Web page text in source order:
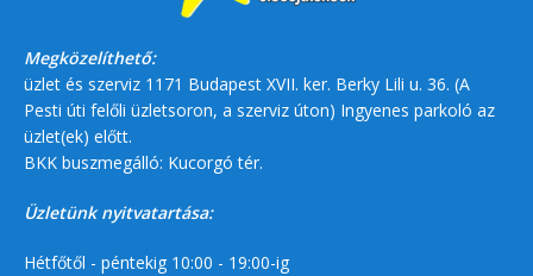
Megközelíthető:
üzlet és szerviz 1171 Budapest XVII. ker. Berky Lili u. 36. (A
Pesti úti felőli üzletsoron, a szerviz úton) Ingyenes parkoló az
üzlet(ek) előtt.
BKK buszmegálló: Kucorgó tér.
Üzletünk nyitvatartása:
Hétfőtől - péntekig 10:00 - 19:00-ig